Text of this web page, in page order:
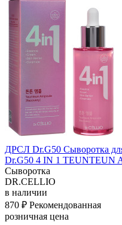
ДРСЛ Dr.G50 Сыворотка
Dr.G50 4 IN 1 TEUNTEUN
Сыворотка
DR.CELLIO
в наличии
870 ₽ Рекомендованная
розничная цена